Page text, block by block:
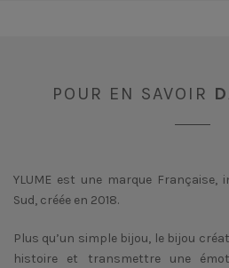
POUR EN SAVOIR
YLUME est une marque Française,
Sud, créée en 2018.
Plus qu’un simple bijou, le bijou
histoire et transmettre une